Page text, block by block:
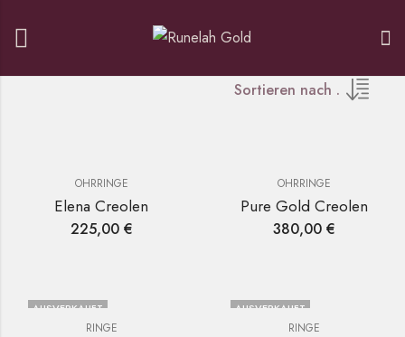
Sortieren nach .
OHRRINGE
Elena Creolen
225,00 €
OHRRINGE
Pure Gold Creolen
380,00 €
AUSVERKAUFT
RINGE
AUSVERKAUFT
RINGE